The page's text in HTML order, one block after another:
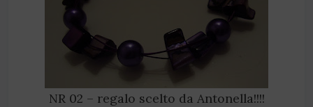
NR 02 – regalo scelto da Antonella!!!!